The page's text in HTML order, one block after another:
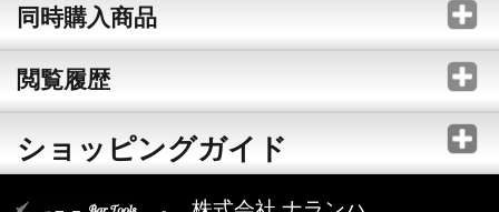
同時購入商品
閲覧履歴
ショッピングガイド